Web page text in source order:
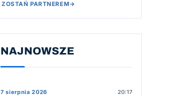
ZOSTAŃ PARTNEREM→
NAJNOWSZE
7 sierpnia 2026 20:17